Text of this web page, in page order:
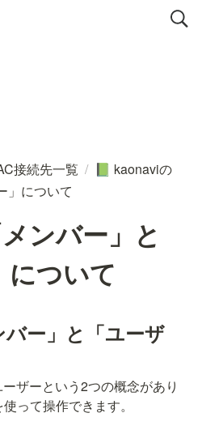
接続先一覧 / 📗 kaonaviの
」について
ンバー」と
について
ー」と「ユーザ
ザーという2つの概念があり
って操作できます。